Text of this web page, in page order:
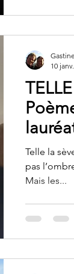
Telle la
pas
Mais les...
10